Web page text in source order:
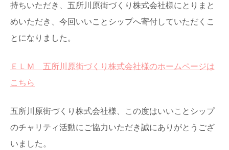
持ちいただき、五所川原街づくり株式会社様にとりまと
めいただき、今回いいことシップへ寄付していただくこ
とになりました。
ＥＬＭ 五所川原街づくり株式会社様のホームページは
こちら
五所川原街づくり株式会社様、この度はいいことシップ
のチャリティ活動にご協力いただき誠にありがとうござ
いました。